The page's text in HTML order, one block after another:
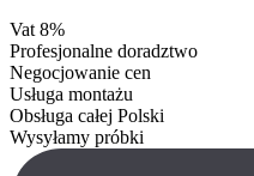
Vat 8%
Profesjonalne doradztwo
Negocjowanie cen
Usługa montażu
Obsługa całej Polski
Wysyłamy próbki